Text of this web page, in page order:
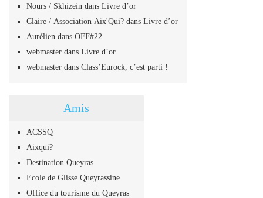
Nours / Skhizein dans Livre d’or
Claire / Association Aix'Qui? dans Livre d’or
Aurélien dans OFF#22
webmaster dans Livre d’or
webmaster dans Class’Eurock, c’est parti !
Amis
ACSSQ
Aixqui?
Destination Queyras
Ecole de Glisse Queyrassine
Office du tourisme du Queyras